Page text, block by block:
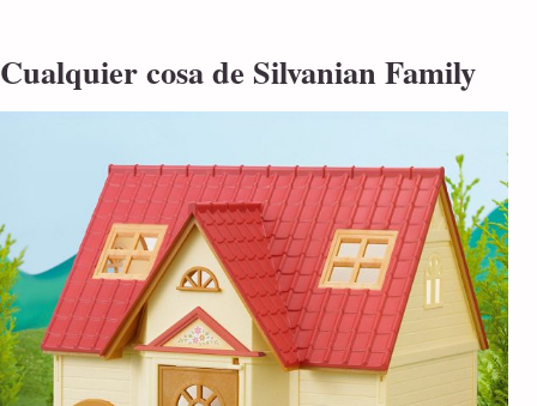
Cualquier cosa de Silvanian Family